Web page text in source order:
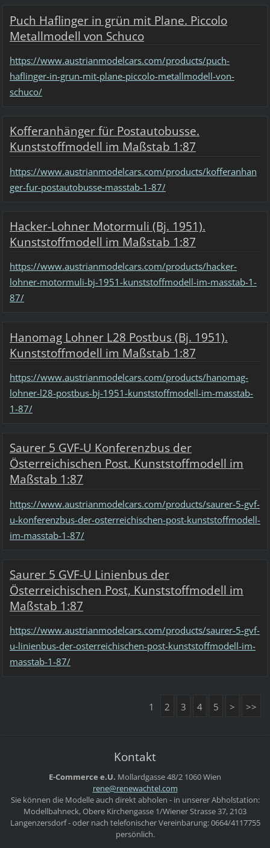
Puch Haflinger in grün mit Plane. Piccolo
Metallmodell von Schuco
https://www.austrianmodelcars.com/products/puch-
haflinger-in-grun-mit-plane-piccolo-metallmodell-von-
schuco/
Kofferanhänger für Postautobusse.
Kunststoffmodell im Maßstab 1:87
https://www.austrianmodelcars.com/products/kofferanhan
ger-fur-postautobusse-masstab-1-87/
Hacker-Lohner Motormuli (Bj. 1951).
Kunststoffmodell im Maßstab 1:87
https://www.austrianmodelcars.com/products/hacker-
lohner-motormuli-bj-1951-kunststoffmodell-im-masstab-1-
87/
Hanomag Lohner L28 Postbus (Bj. 1951).
Kunststoffmodell im Maßstab 1:87
https://www.austrianmodelcars.com/products/hanomag-
lohner-l28-postbus-bj-1951-kunststoffmodell-im-masstab-
1-87/
Saurer 5 GVF-U Konferenzbus der
Österreichischen Post. Kunststoffmodell im
Maßstab 1:87
https://www.austrianmodelcars.com/products/saurer-5-gvf-
u-konferenzbus-der-osterreichischen-post-kunststoffmodell-
im-masstab-1-87/
Saurer 5 GVF-U Linienbus der
Österreichischen Post, Kunststoffmodell im
Maßstab 1:87
https://www.austrianmodelcars.com/products/saurer-5-gvf-
u-linienbus-der-osterreichischen-post-kunststoffmodell-im-
masstab-1-87/
1 2 3 4 5 > >>
Kontakt
E-Commerce e.U. Mollardgasse 48/2 1060 Wien
rene@renewachtel.com
Sie können die Modelle auch direkt abholen - in unserer Abholstation:
Modellbahneck, Obere Kirchengasse 1/Wiener Strasse 37, 2103
Langenzersdorf - oder nach telefonischer Vereinbarung: 0664/4117755
persönlich.